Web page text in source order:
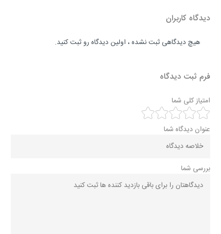
دیدگاه کاربران
هیچ دیدگاهی ثبت نشده ، اولین دیدگاه رو ثبت کنید.
فرم ثبت دیدگاه
امتیاز کلی شما
عنوان دیدگاه شما
بررسی شما